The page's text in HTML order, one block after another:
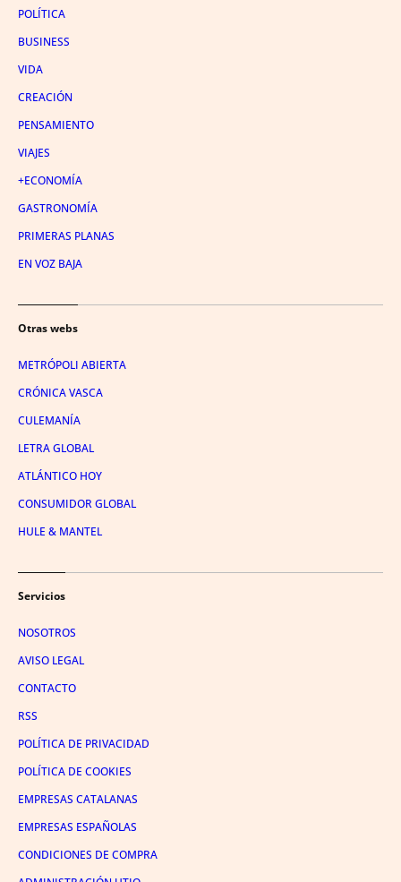
POLÍTICA
BUSINESS
VIDA
CREACIÓN
PENSAMIENTO
VIAJES
+ECONOMÍA
GASTRONOMÍA
PRIMERAS PLANAS
EN VOZ BAJA
Otras webs
METRÓPOLI ABIERTA
CRÓNICA VASCA
CULEMANÍA
LETRA GLOBAL
ATLÁNTICO HOY
CONSUMIDOR GLOBAL
HULE & MANTEL
Servicios
NOSOTROS
AVISO LEGAL
CONTACTO
RSS
POLÍTICA DE PRIVACIDAD
POLÍTICA DE COOKIES
EMPRESAS CATALANAS
EMPRESAS ESPAÑOLAS
CONDICIONES DE COMPRA